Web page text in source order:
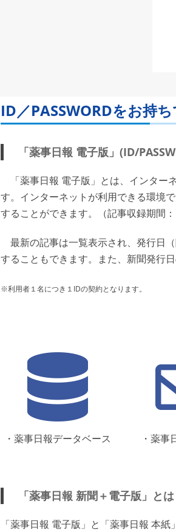
ID／PASSWORDをお持
「薬事日報 電子版」(ID/
「薬事日報 電子版」とは、インター
す。インターネットが利用できる環境
することができます。（記事収録期間
最新の記事は一覧表示され、発行日
することもできます。また、新聞発行
※利用者１名につき１IDの契約となります。
・薬事日報データベース ・薬事
「薬事日報 新聞＋電子版」とは
「薬事日報 電子版」と「薬事日報 本